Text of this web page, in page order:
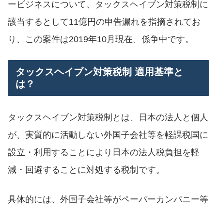
ービジネスについて、タックスヘイブン対策税制に
該当するとして11億円の申告漏れを指摘されてお
り、この案件は2019年10月現在、係争中です。
タックスヘイブン対策税制 適用基準と
は？
タックスヘイブン対策税制とは、日本の法人と個人
が、実質的に活動しない外国子会社等を軽課税国に
設立・利用することにより日本の法人税負担を軽
減・回避することに対処する税制です。
具体的には、外国子会社等がペーパーカンパニー等